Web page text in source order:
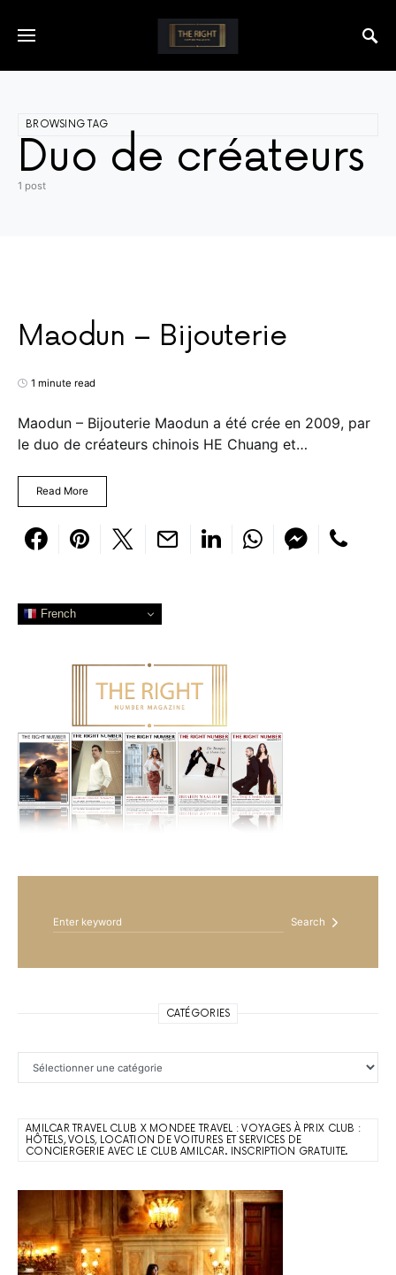
BROWSING TAG
Duo de créateurs
1 post
Maodun – Bijouterie
1 minute read
Maodun – Bijouterie Maodun a été crée en 2009, par
le duo de créateurs chinois HE Chuang et…
Read More
French
Search
CATÉGORIES
AMILCAR TRAVEL CLUB X MONDEE TRAVEL : VOYAGES À PRIX CLUB :
HÔTELS, VOLS, LOCATION DE VOITURES ET SERVICES DE
CONCIERGERIE AVEC LE CLUB AMILCAR. INSCRIPTION GRATUITE.